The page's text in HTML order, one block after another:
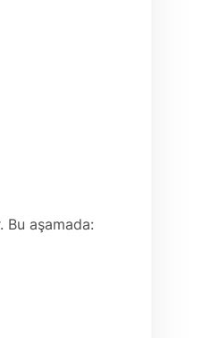
Bu aşamada: